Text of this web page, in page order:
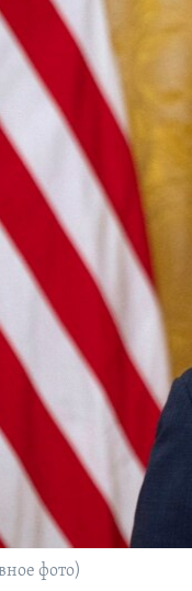
фото)